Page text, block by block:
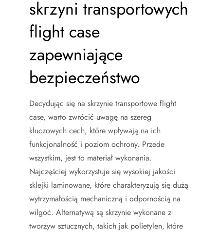
skrzyni transportowych
flight case
zapewniające
bezpieczeństwo
Decydując się na skrzynie transportowe flight
case, warto zwrócić uwagę na szereg
kluczowych cech, które wpływają na ich
funkcjonalność i poziom ochrony. Przede
wszystkim, jest to materiał wykonania.
Najczęściej wykorzystuje się wysokiej jakości
sklejki laminowane, które charakteryzują się dużą
wytrzymałością mechaniczną i odpornością na
wilgoć. Alternatywą są skrzynie wykonane z
tworzyw sztucznych, takich jak polietylen, które